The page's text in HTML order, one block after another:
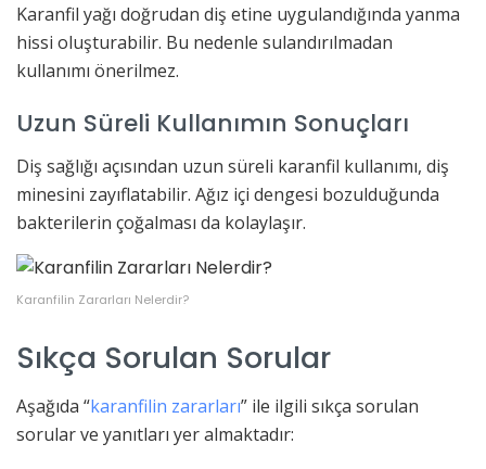
Karanfil yağı doğrudan diş etine uygulandığında yanma
hissi oluşturabilir. Bu nedenle sulandırılmadan
kullanımı önerilmez.
Uzun Süreli Kullanımın Sonuçları
Diş sağlığı açısından uzun süreli karanfil kullanımı, diş
minesini zayıflatabilir. Ağız içi dengesi bozulduğunda
bakterilerin çoğalması da kolaylaşır.
Karanfilin Zararları Nelerdir?
Sıkça Sorulan Sorular
Aşağıda “karanfilin zararları” ile ilgili sıkça sorulan
sorular ve yanıtları yer almaktadır: